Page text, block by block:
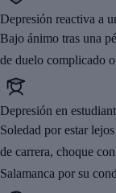
Depresión reactiva a
Bajo ánimo tras una
de duelo complicado
Depresión en
Soledad por estar
de carrera, choque
Salamanca por su